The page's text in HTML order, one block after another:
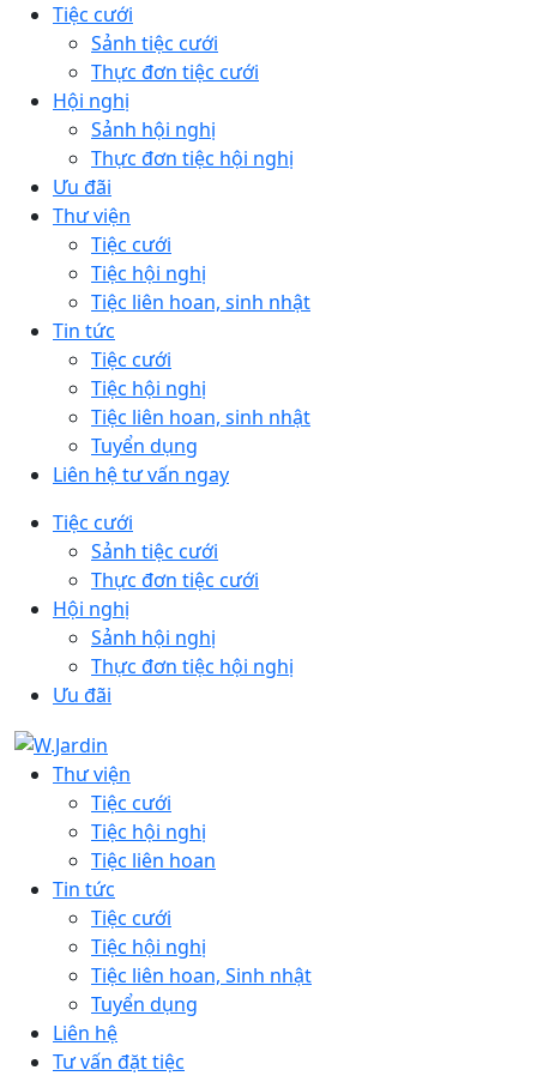
Tiệc cưới
Sảnh tiệc cưới
Thực đơn tiệc cưới
Hội nghị
Sảnh hội nghị
Thực đơn tiệc hội nghị
Ưu đãi
Thư viện
Tiệc cưới
Tiệc hội nghị
Tiệc liên hoan, sinh nhật
Tin tức
Tiệc cưới
Tiệc hội nghị
Tiệc liên hoan, sinh nhật
Tuyển dụng
Liên hệ tư vấn ngay
Tiệc cưới
Sảnh tiệc cưới
Thực đơn tiệc cưới
Hội nghị
Sảnh hội nghị
Thực đơn tiệc hội nghị
Ưu đãi
Thư viện
Tiệc cưới
Tiệc hội nghị
Tiệc liên hoan
Tin tức
Tiệc cưới
Tiệc hội nghị
Tiệc liên hoan, Sinh nhật
Tuyển dụng
Liên hệ
Tư vấn đặt tiệc